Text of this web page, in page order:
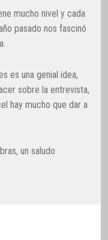
mucho nivel y cada
pasado nos fascinó
es una genial idea,
sobre la entrevista,
hay mucho que dar a
un saludo